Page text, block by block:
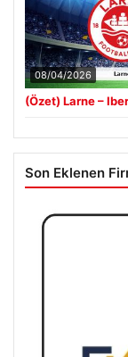
08/04/2026
(Özet) Larne –
Son Eklenen